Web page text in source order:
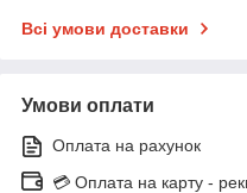
Всі умови доставки
Умови оплати
Оплата на рахунок
💳 Оплата на карту -